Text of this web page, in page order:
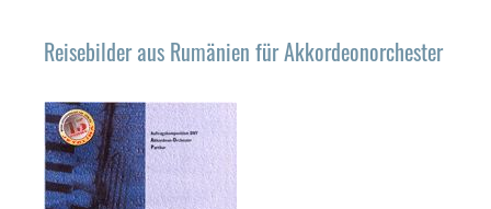
Reisebilder aus Rumänien für Akkordeonorchester